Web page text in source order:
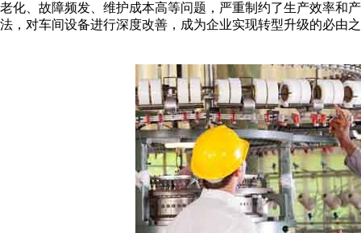
老化、故障频发、维护成本高等问题，严重制约了生产效率和
法，对车间设备进行深度改善，成为企业实现转型升级的必由